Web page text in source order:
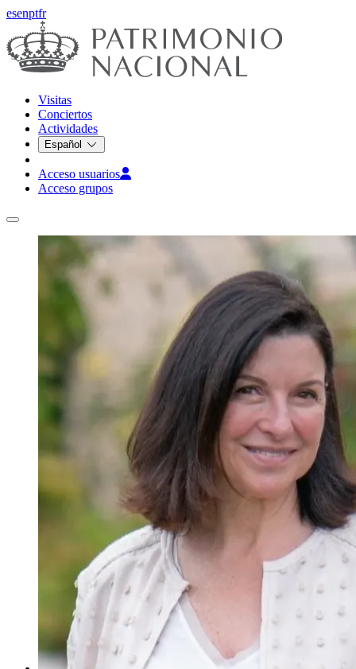
esenptfr
Visitas
Conciertos
Actividades
Español
Acceso usuarios
Acceso grupos